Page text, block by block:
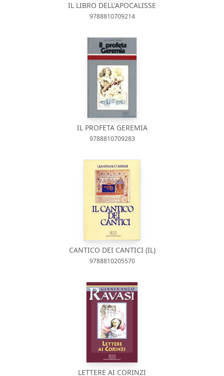
IL LIBRO DELL'APOCALISSE
9788810709214
IL PROFETA GEREMIA
9788810709283
CANTICO DEI CANTICI (IL)
9788810205570
LETTERE AI CORINZI